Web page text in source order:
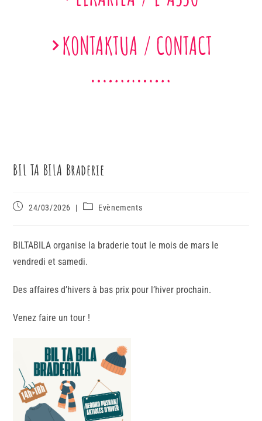
KONTAKTUA / CONTACT
BIL TA BILA Braderie
24/03/2026 Evènements
BILTABILA organise la braderie tout le mois de mars le
vendredi et samedi.
Des affaires d’hivers à bas prix pour l’hiver prochain.
Venez faire un tour !